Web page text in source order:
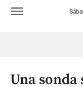
Colombia
menu
Una